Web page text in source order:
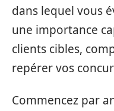
dans lequel vous
une importance
clients cibles,
repérer vos
Commencez par